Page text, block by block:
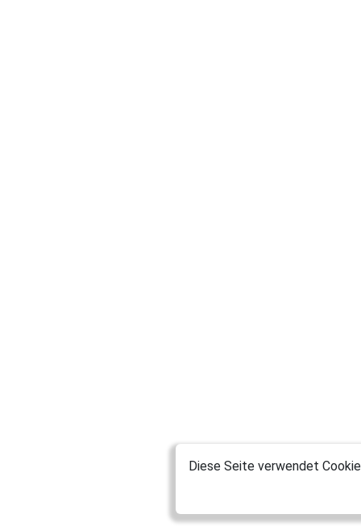
Diese Seite verwendet